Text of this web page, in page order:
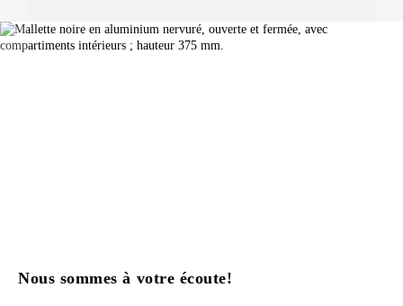
Nous sommes à votre écoute!